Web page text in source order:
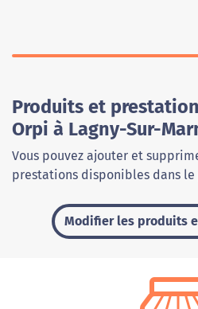
Produits et
Orpi à Lagny-Sur-
Vous pouvez ajouter et
prestations disponibles dans
Modifier les produits